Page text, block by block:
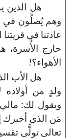
هل الذين
وهم يُصلَّون في
عادتنا في
خارج الأُسرة،
الأهواء؟!
هل الأب
ولدٍ من أولاده
ويقول لك:
مَن الذي أخبرك
تعالى تولَّى